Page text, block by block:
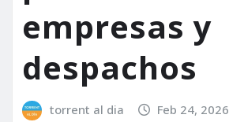
empresas y
despachos
torrent al dia Feb 24, 2026